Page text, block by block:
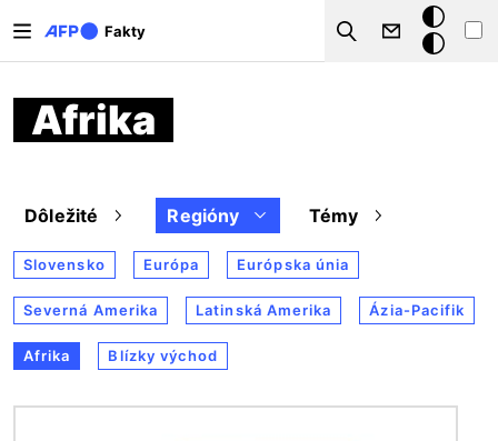
Fakty
Search
Tmavý
režim
Afrika
Dôležité Regióny Témy
Slovensko Európa Európska únia
Severná Amerika Latinská Amerika Ázia-Pacifik
Afrika Blízky východ